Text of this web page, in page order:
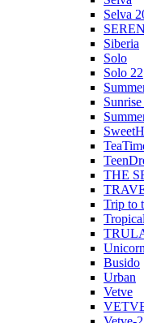
Selva
Siberia
Solo
Solo 22
THE
Trip to
Tropical
Busido
Urban
Vetve